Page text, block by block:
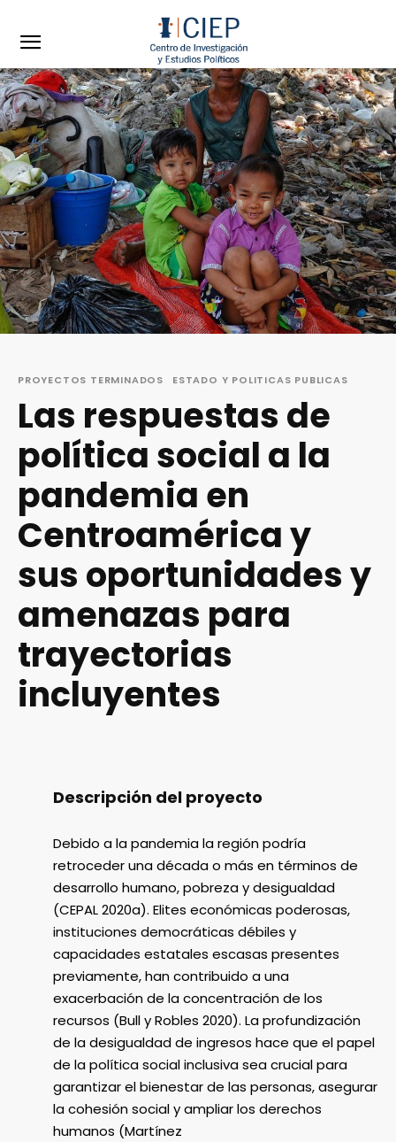
PROYECTOS TERMINADOS ESTADO Y POLITICAS PUBLICAS
Las respuestas de
política social a la
pandemia en
Centroamérica y
sus oportunidades y
amenazas para
trayectorias
incluyentes
Descripción del proyecto
Debido a la pandemia la región podría
retroceder una década o más en términos de
desarrollo humano, pobreza y desigualdad
(CEPAL 2020a). Elites económicas poderosas,
instituciones democráticas débiles y
capacidades estatales escasas presentes
previamente, han contribuido a una
exacerbación de la concentración de los
recursos (Bull y Robles 2020). La profundización
de la desigualdad de ingresos hace que el papel
de la política social inclusiva sea crucial para
garantizar el bienestar de las personas, asegurar
la cohesión social y ampliar los derechos
humanos (Martínez